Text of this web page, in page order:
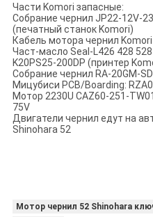
Части Komori запасные:
Собрание чернил JP22-12V-
(печатный станок Komori)
Кабель мотора чернил
Част-масло Seal-L426 428
K20PS25-200DP (принтер
Собрание чернил RA-20GM-
Мицубиси PCB/Boarding:
Мотор 2230U CAZ60-251-
75V
Двигатели чернил едут на
Shinohara 52
Мотор чернил 52 Shinohara